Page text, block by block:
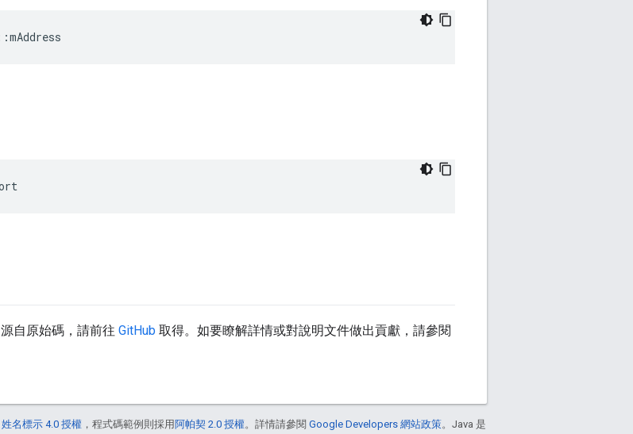
mAddress
自原始碼，請前往 GitHub 取得。如要瞭解詳情或對說明文件做出貢獻，請參閱
姓名標示 4.0 授權 ，程式碼範例則採用 阿帕契 2.0 授權。詳情請參閱 Google Developers 網站政策。Java 是